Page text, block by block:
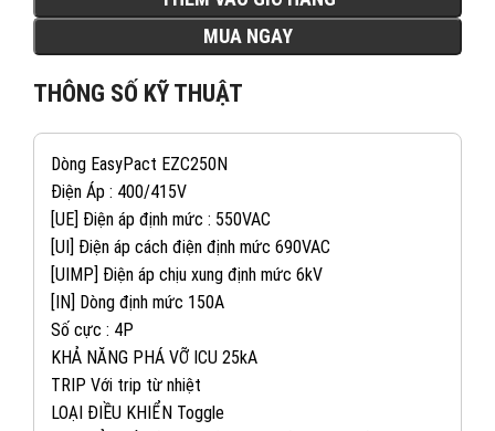
MUA NGAY
THÔNG SỐ KỸ THUẬT
Dòng EasyPact EZC250N
Điện Áp : 400/415V
[UE] Điện áp định mức : 550VAC
[UI] Điện áp cách điện định mức 690VAC
[UIMP] Điện áp chịu xung định mức 6kV
[IN] Dòng định mức 150A
Số cực : 4P
KHẢ NĂNG PHÁ VỠ ICU 25kA
TRIP Với trip từ nhiệt
LOẠI ĐIỀU KHIỂN Toggle